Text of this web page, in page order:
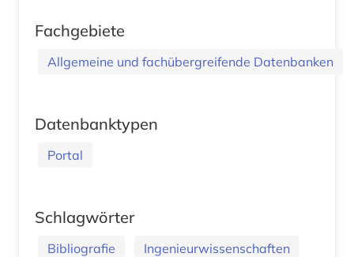
Fachgebiete
Allgemeine und fachübergreifende Datenbanken
Datenbanktypen
Portal
Schlagwörter
Bibliografie
Ingenieurwissenschaften